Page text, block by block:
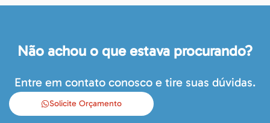
Não achou o que estava procurando?
Entre em contato conosco e tire suas dúvidas.
Solicite Orçamento